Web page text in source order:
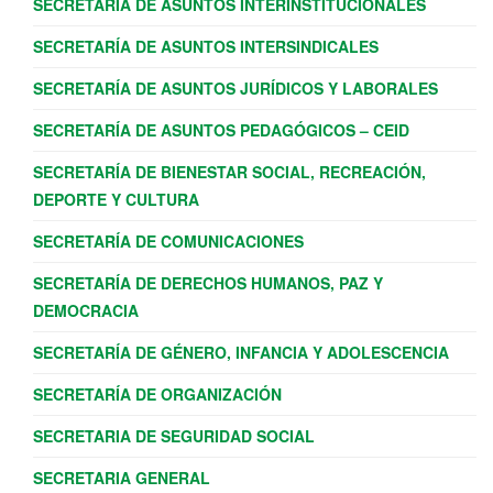
SECRETARÍA DE ASUNTOS INTERINSTITUCIONALES
SECRETARÍA DE ASUNTOS INTERSINDICALES
SECRETARÍA DE ASUNTOS JURÍDICOS Y LABORALES
SECRETARÍA DE ASUNTOS PEDAGÓGICOS – CEID
SECRETARÍA DE BIENESTAR SOCIAL, RECREACIÓN,
DEPORTE Y CULTURA
SECRETARÍA DE COMUNICACIONES
SECRETARÍA DE DERECHOS HUMANOS, PAZ Y
DEMOCRACIA
SECRETARÍA DE GÉNERO, INFANCIA Y ADOLESCENCIA
SECRETARÍA DE ORGANIZACIÓN
SECRETARIA DE SEGURIDAD SOCIAL
SECRETARIA GENERAL